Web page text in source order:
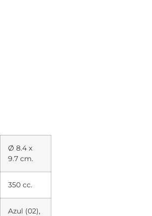
Ø 8.4 x
9.7 cm.
350 cc.
Azul (02),